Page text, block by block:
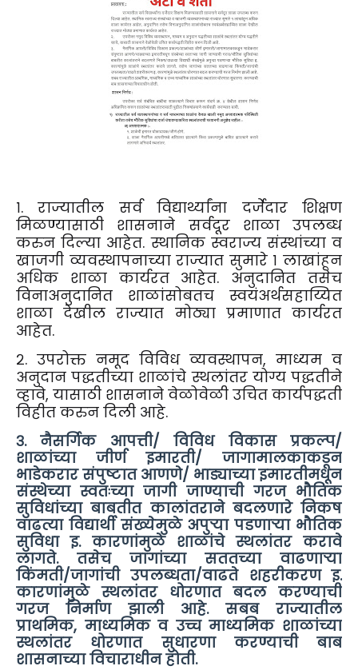
१. राज्यातील सर्व विद्यार्थ्यांना दर्जेदार शिक्षण
मिळण्यासाठी शासनाने सर्वदूर शाळा उपलब्ध
करुन दिल्या आहेत. स्थानिक स्वराज्य संस्थांच्या व
खाजगी व्यवस्थापनाच्या राज्यात सुमारे १ लाखांहून
अधिक शाळा कार्यरत आहेत. अनुदानित तसेच
विनाअनुदानित शाळांसोबतच स्वयंअर्थसहाय्यित
शाळा देखील राज्यात मोठ्या प्रमाणात कार्यरत
आहेत.
२. उपरोक्त नमूद विविध व्यवस्थापन, माध्यम व
अनुदान पद्धतीच्या शाळांचे स्थलांतर योग्य पद्धतीने
व्हावे, यासाठी शासनाने वेळोवेळी उचित कार्यपद्धती
विहीत करुन दिली आहे.
३. नैसर्गिक आपत्ती/ विविध विकास प्रकल्प/
शाळांच्या जीर्ण इमारती/ जागामालकाकडून
भाडेकरार संपुष्टात आणणे/ भाड्याच्या इमारतीमधून
संस्थेच्या स्वतःच्या जागी जाण्याची गरज भौतिक
सुविधांच्या बाबतीत कालांतराने बदलणारे निकष
वाढत्या विद्यार्थी संख्येमुळे अपुऱ्या पडणाऱ्या भौतिक
सुविधा इ. कारणांमुळे शाळांचे स्थलांतर करावे
लागते. तसेच जागांच्या सततच्या वाढणाऱ्या
किंमती/जागांची उपलब्धता/वाढते शहरीकरण इ.
कारणांमुळे स्थलांतर धोरणात बदल करण्याची
गरज निर्माण झाली आहे. सबब राज्यातील
प्राथमिक, माध्यमिक व उच्च माध्यमिक शाळांच्या
स्थलांतर धोरणात सुधारणा करण्याची बाब
शासनाच्या विचाराधीन होती.